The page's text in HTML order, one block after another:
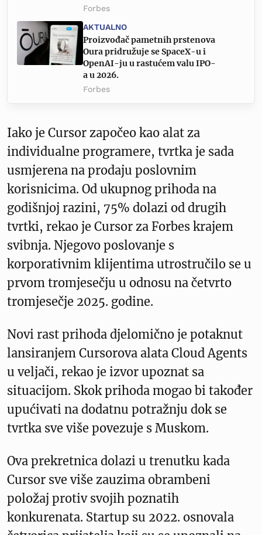
Forbes
AKTUALNO
Proizvođač pametnih prstenova
Oura pridružuje se SpaceX-u i
OpenAI-ju u rastućem valu IPO-
a u 2026.
Forbes
Iako je Cursor započeo kao alat za
individualne programere, tvrtka je sada
usmjerena na prodaju poslovnim
korisnicima. Od ukupnog prihoda na
godišnjoj razini, 75% dolazi od drugih
tvrtki, rekao je Cursor za Forbes krajem
svibnja. Njegovo poslovanje s
korporativnim klijentima utrostručilo se u
prvom tromjesečju u odnosu na četvrto
tromjesečje 2025. godine.
Novi rast prihoda djelomično je potaknut
lansiranjem Cursorova alata Cloud Agents
u veljači, rekao je izvor upoznat sa
situacijom. Skok prihoda mogao bi također
upućivati na dodatnu potražnju dok se
tvrtka sve više povezuje s Muskom.
Ova prekretnica dolazi u trenutku kada
Cursor sve više zauzima obrambeni
položaj protiv svojih poznatih
konkurenata. Startup su 2022. osnovala